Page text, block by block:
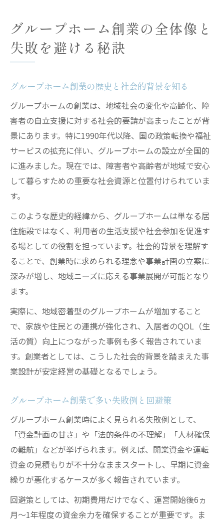
創業時に押さえたいグループホームの基本
条件
経営安定に導くグループホーム開業資金計画
グループホーム創業に必要な資金計画の立
て方
開業費用の内訳と資金繰りの注意点を解説
グループホーム経営で見落としがちな資金
項目
運転資金の確保で安定したグループホーム
経営
自宅活用で始めるグループホーム創業のポイン
ト
建築基準や用途変更で必要な手続きとは
バリアフリー改修でグループホーム創業を
実現
所有物件を活用したグループホーム経営の
グループホーム創業時の物件選びと活用事
例
必要な資格と法的条件を徹底解説する創業ガイ
ド
グループホーム創業に資格は必須か正しく
理解
サービス管理責任者など必要な人員基準を
解説
グループホーム創業の全体像と
失敗を避ける秘訣
グループホーム創業の歴史と社会的背景を知る
グループホームの創業は、地域社会の変化や高齢化、障
害者の自立支援に対する社会的要請が高まったことが背
景にあります。特に1990年代以降、国の政策転換や福祉
サービスの拡充に伴い、グループホームの設立が全国的
に進みました。現在では、障害者や高齢者が地域で安心
して暮らすための重要な社会資源と位置付けられていま
す。
このような歴史的経緯から、グループホームは単なる居
住施設ではなく、利用者の生活支援や社会参加を促進す
る場としての役割を担っています。社会的背景を理解す
ることで、創業時に求められる理念や事業計画の立案に
深みが増し、地域ニーズに応える事業展開が可能となり
ます。
実際に、地域密着型のグループホームが増加すること
で、家族や住民との連携が強化され、入居者のQOL（生
活の質）向上につながった事例も多く報告されていま
す。創業者としては、こうした社会的背景を踏まえた事
業設計が安定経営の基礎となるでしょう。
グループホーム創業で多い失敗例と回避策
グループホーム創業時によく見られる失敗例として、
「資金計画の甘さ」や「法的条件の不理解」「人材確保
の難航」などが挙げられます。例えば、開業資金や運転
資金の見積もりが不十分なままスタートし、早期に資金
繰りが悪化するケースが多く報告されています。
回避策としては、初期費用だけでなく、運営開始後6ヵ
月～1年程度の資金余力を確保することが重要です。ま